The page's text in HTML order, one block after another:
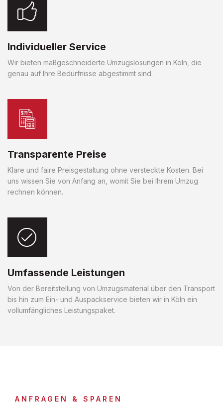
Individueller Service
Wir bieten maßgeschneiderte Umzugslösungen in Köln, die
genau auf Ihre Bedürfnisse abgestimmt sind.
Transparente Preise
Klare und faire Preisgestaltung ohne versteckte Kosten. Bei
uns wissen Sie von Anfang an, womit Sie bei Ihrem Umzug
rechnen können.
Umfassende Leistungen
Von der Bereitstellung von Umzugsmaterial über den Transport
bis hin zum Ein- und Auspackservice bieten wir in Köln ein
vollumfängliches Leistungspaket.
ANFRAGEN & SPAREN